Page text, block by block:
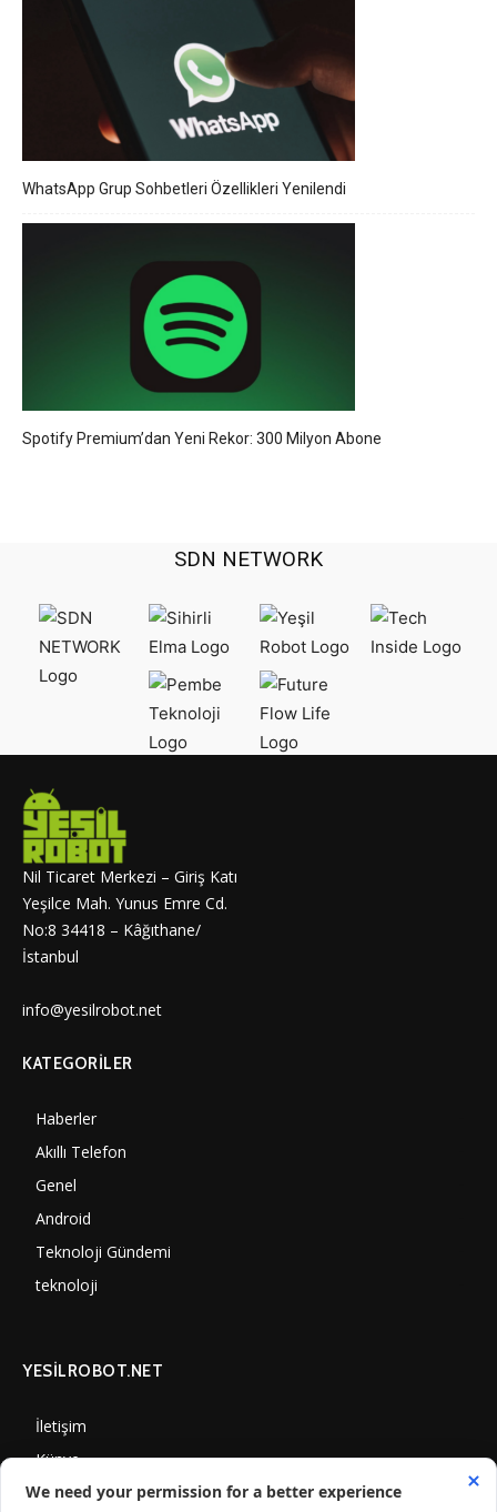
WhatsApp Grup Sohbetleri Özellikleri Yenilendi
Spotify Premium’dan Yeni Rekor: 300 Milyon Abone
SDN NETWORK
Nil Ticaret Merkezi – Giriş Katı
Yeşilce Mah. Yunus Emre Cd.
No:8 34418 – Kâğıthane/
İstanbul
info@yesilrobot.net
KATEGORILER
Haberler
Akıllı Telefon
Genel
Android
Teknoloji Gündemi
teknoloji
YESİLROBOT.NET
İletişim
Künye
Gizlilik Politikası